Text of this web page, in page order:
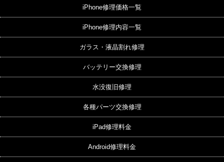
iPhone修理価格一覧
iPhone修理内容一覧
ガラス・液晶割れ修理
バッテリー交換修理
水没復旧修理
各種パーツ交換修理
iPad修理料金
Android修理料金